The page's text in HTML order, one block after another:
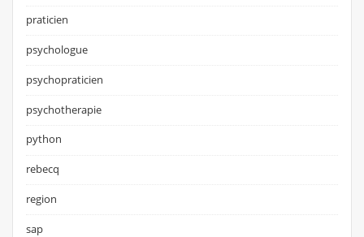
praticien
psychologue
psychopraticien
psychotherapie
python
rebecq
region
sap